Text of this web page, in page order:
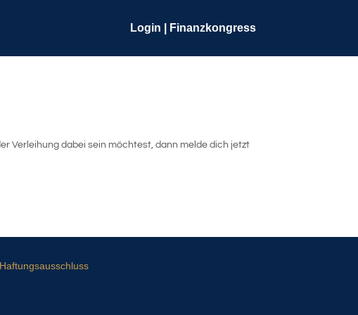
Login | Finanzkongress
Verleihung dabei sein möchtest, dann melde dich jetzt
Haftungsausschluss